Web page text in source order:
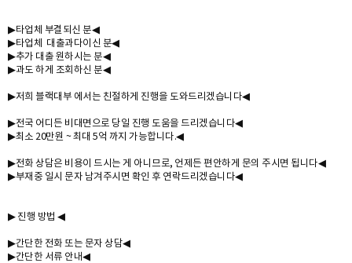
▶타업체 부결되신 분◀
▶타업체 대출과다이신 분◀
▶추가 대출 원하시는 분◀
▶과도 하게 조회하신 분◀
▶저희 블랙대부 에서는 친절하게 진행을 도와드리겠습니다◀
▶전국 어디든 비대면으로 당일 진행 도움을 드리겠습니다◀
▶최소 20만원 ~ 최대 5억 까지 가능합니다.◀
▶전화 상담은 비용이 드시는 게 아니므로, 언제든 편안하게 문의 주시면 됩니다◀
▶부재중 일시 문자 남겨주시면 확인 후 연락드리겠습니다◀
▶ 진행 방법 ◀
▶간단한 전화 또는 문자 상담◀
▶간단한 서류 안내◀